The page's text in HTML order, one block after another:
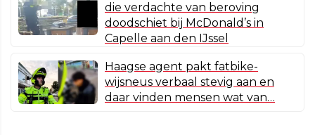
die verdachte van beroving
doodschiet bij McDonald’s in
Capelle aan den IJssel
Haagse agent pakt fatbike-
wijsneus verbaal stevig aan en
daar vinden mensen wat van…